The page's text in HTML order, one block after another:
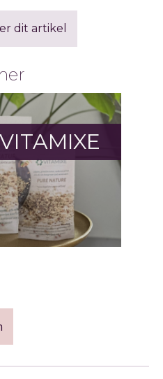
dit artikel
VITAMIXE